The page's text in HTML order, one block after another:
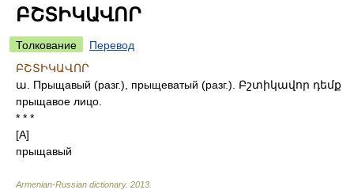
ԲՇՏԻԿԱՎՈՐ
Толкование
Перевод
ԲՇՏԻԿԱՎՈՐ
ա. Прыщавый (разг.), прыщеватый (разг.). Բշտիկավոր դեմք
прыщавое лицо.
* * *
[A]
прыщавый
Armenian-Russian dictionary. 2013